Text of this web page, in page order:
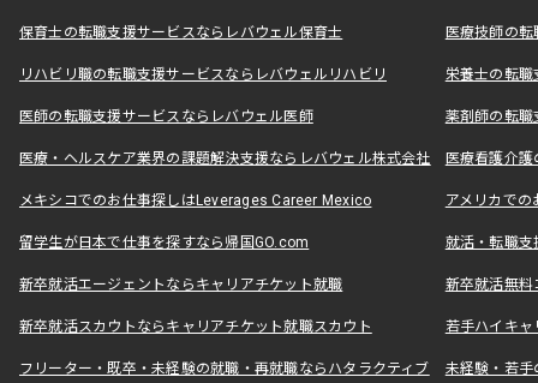
保育士の転職支援サービスならレバウェル保育士 医療技師の
リハビリ職の転職支援サービスならレバウェルリハビリ 栄養士の転
医師の転職支援サービスならレバウェル医師 薬剤師の転
医療・ヘルスケア業界の課題解決支援ならレバウェル株式会社 医療看護介
メキシコでのお仕事探しはLeverages Career Mexico アメリカで
留学生が日本で仕事を探すなら帰国GO.com 就活・転職
新卒就活エージェントならキャリアチケット就職 新卒就活無料
新卒就活スカウトならキャリアチケット就職スカウト 若手ハイキ
フリーター・既卒・未経験の就職・再就職ならハタラクティブ 未経験・若手